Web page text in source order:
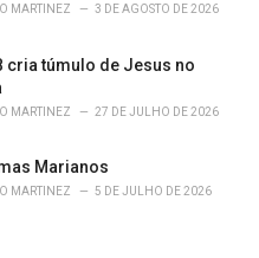
MARTINEZ 3 DE AGOSTO DE 2026
cria túmulo de Jesus no
MARTINEZ 27 DE JULHO DE 2026
Marianos
MARTINEZ 5 DE JULHO DE 2026